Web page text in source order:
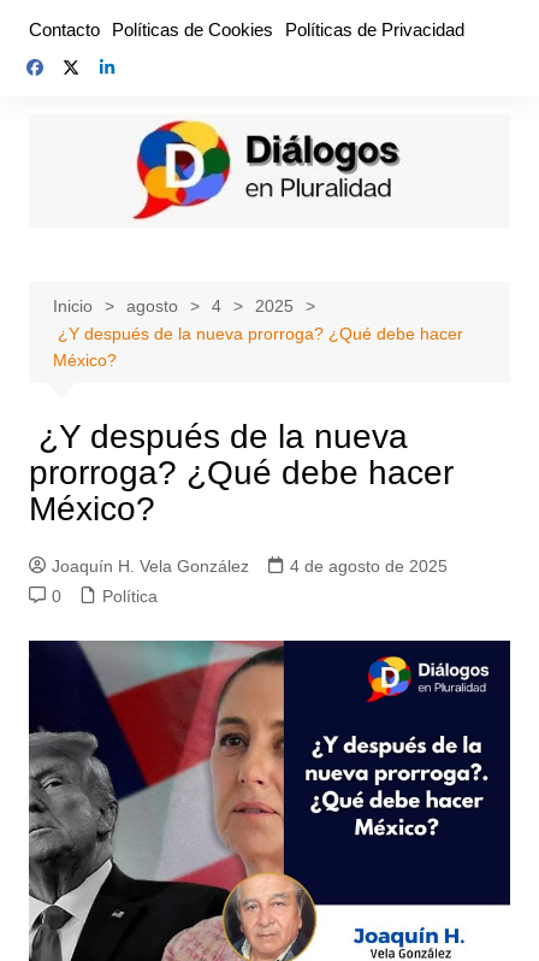
contenido
Contacto Políticas de Cookies Políticas de Privacidad
Inicio agosto 4
2025
¿Y después de la nueva prorroga? ¿Qué debe hacer
México?
¿Y después de la nueva
prorroga? ¿Qué debe hacer
México?
Joaquín H. Vela González
4 de agosto de 2025
0
Política